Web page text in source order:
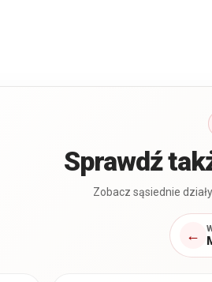
Sprawdź
Zobacz sąsiednie
←